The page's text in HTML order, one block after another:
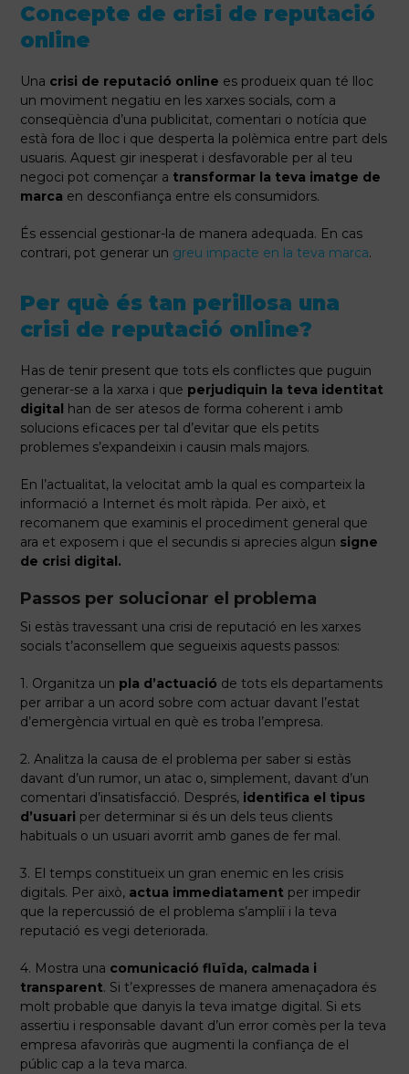
Concepte de crisi de reputació
online
Una crisi de reputació online es produeix quan té lloc
un moviment negatiu en les xarxes socials, com a
conseqüència d’una publicitat, comentari o notícia que
està fora de lloc i que desperta la polèmica entre part dels
usuaris. Aquest gir inesperat i desfavorable per al teu
negoci pot començar a transformar la teva imatge de
marca en desconfiança entre els consumidors.
És essencial gestionar-la de manera adequada. En cas
contrari, pot generar un greu impacte en la teva marca.
Per què és tan perillosa una
crisi de reputació online?
Has de tenir present que tots els conflictes que puguin
generar-se a la xarxa i que perjudiquin la teva identitat
digital han de ser atesos de forma coherent i amb
solucions eficaces per tal d’evitar que els petits
problemes s’expandeixin i causin mals majors.
En l’actualitat, la velocitat amb la qual es comparteix la
informació a Internet és molt ràpida. Per això, et
recomanem que examinis el procediment general que
ara et exposem i que el secundis si aprecies algun signe
de crisi digital.
Passos per solucionar el problema
Si estàs travessant una crisi de reputació en les xarxes
socials t’aconsellem que segueixis aquests passos:
1. Organitza un pla d’actuació de tots els departaments
per arribar a un acord sobre com actuar davant l’estat
d’emergència virtual en què es troba l’empresa.
2. Analitza la causa de el problema per saber si estàs
davant d’un rumor, un atac o, simplement, davant d’un
comentari d’insatisfacció. Després, identifica el tipus
d’usuari per determinar si és un dels teus clients
habituals o un usuari avorrit amb ganes de fer mal.
3. El temps constitueix un gran enemic en les crisis
digitals. Per això, actua immediatament per impedir
que la repercussió de el problema s’ampliï i la teva
reputació es vegi deteriorada.
4. Mostra una comunicació fluïda, calmada i
transparent. Si t’expresses de manera amenaçadora és
molt probable que danyis la teva imatge digital. Si ets
assertiu i responsable davant d’un error comès per la teva
empresa afavoriràs que augmenti la confiança de el
públic cap a la teva marca.